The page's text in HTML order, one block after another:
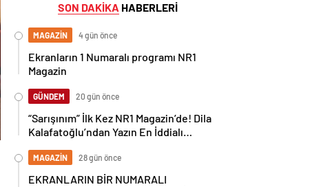
SON DAKİKA HABERLERİ
MAGAZİN 4 gün önce
Ekranların 1 Numaralı programı NR1
Magazin
GÜNDEM 20 gün önce
“Sarışınım” İlk Kez NR1 Magazin’de! Dila
Kalafatoğlu’ndan Yazın En İddialı
MAGAZİN 28 gün önce
EKRANLARIN BİR NUMARALI